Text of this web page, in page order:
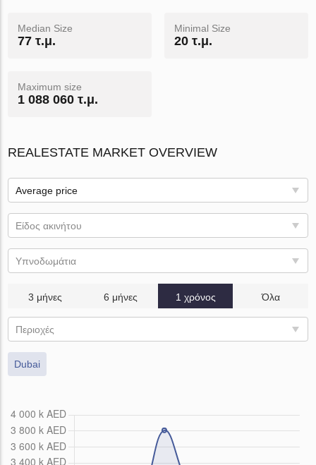
Median Size
77 τ.μ.
Minimal Size
20 τ.μ.
Maximum size
1 088 060 τ.μ.
REALESTATE MARKET OVERVIEW
Average price
Είδος ακινήτου
Υπνοδωμάτια
3 μήνες 6 μήνες 1 χρόνος Όλα
Περιοχές
Dubai